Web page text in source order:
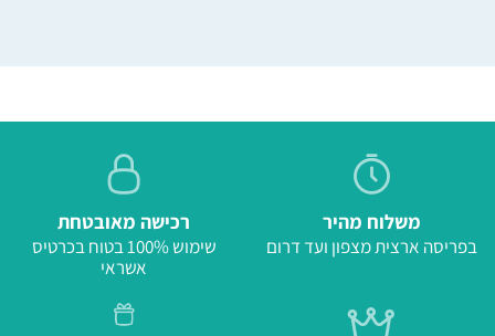
משלוח מהיר
בפריסה ארצית מצפון ועד דרום
רכישה מאובטחת
שימוש 100% בטוח בכרטיס
אשראי